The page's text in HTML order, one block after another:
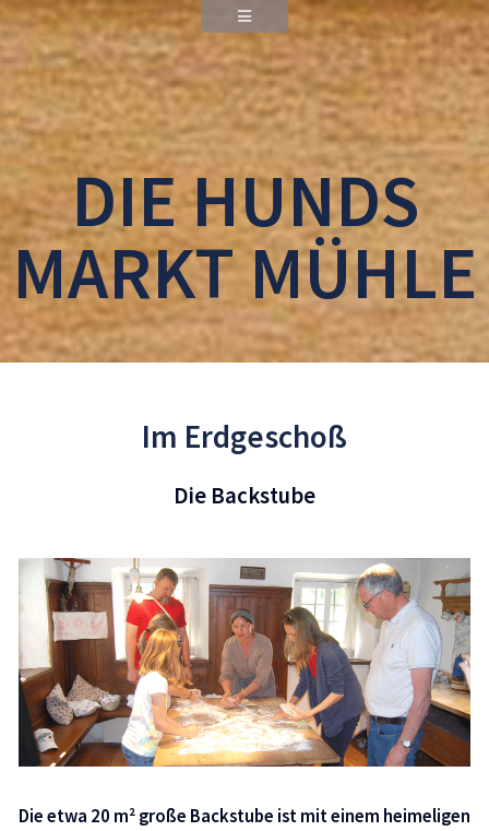
DIE HUNDS
MARKT MÜHLE
Im Erdgeschoß
Die Backstube
Die etwa 20 m² große Backstube ist mit einem heimeligen